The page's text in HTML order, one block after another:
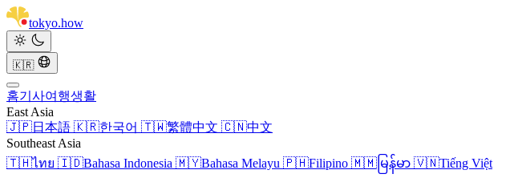
tokyo.how
🇰🇷
홈기사여행생활
East Asia
🇯🇵日本語 🇰🇷한국어 🇹🇼繁體中文 🇨🇳中文
Southeast Asia
🇹🇭ไทย 🇮🇩Bahasa Indonesia 🇲🇾Bahasa Melayu 🇵🇭Filipino 🇲🇲 မြန်မာ 🇻🇳Tiếng Việt